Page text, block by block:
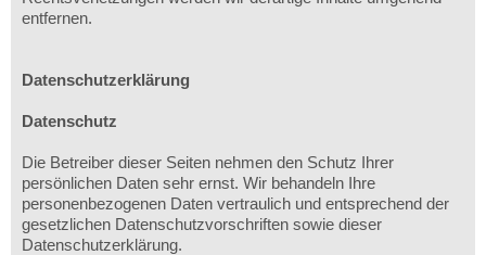
entfernen.
Datenschutzerklärung
Datenschutz
Die Betreiber dieser Seiten nehmen den Schutz Ihrer
persönlichen Daten sehr ernst. Wir behandeln Ihre
personenbezogenen Daten vertraulich und entsprechend der
gesetzlichen Datenschutzvorschriften sowie dieser
Datenschutzerklärung.